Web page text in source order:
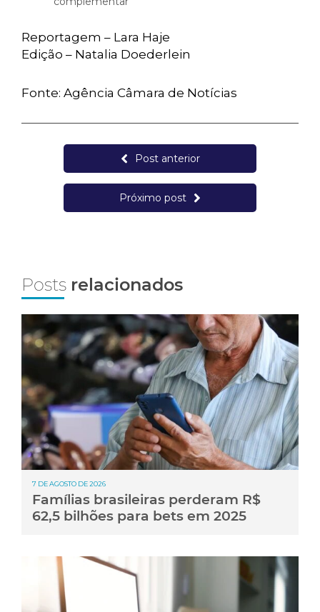
Reportagem – Lara Haje
Edição – Natalia Doederlein
Fonte: Agência Câmara de Notícias
Post anterior
Próximo post
Posts relacionados
7 DE AGOSTO DE 2026
Famílias brasileiras perderam R$
62,5 bilhões para bets em 2025